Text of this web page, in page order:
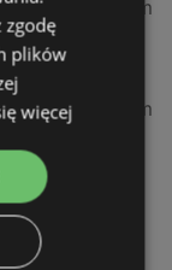
1,04 km
1,05 km
zgodę
plików
więcej